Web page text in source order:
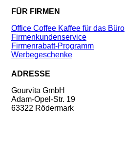
FÜR FIRMEN
Office Coffee Kaffee für das Büro
Firmenkundenservice
Firmenrabatt-Programm
Werbegeschenke
ADRESSE
Gourvita GmbH
Adam-Opel-Str. 19
63322 Rödermark